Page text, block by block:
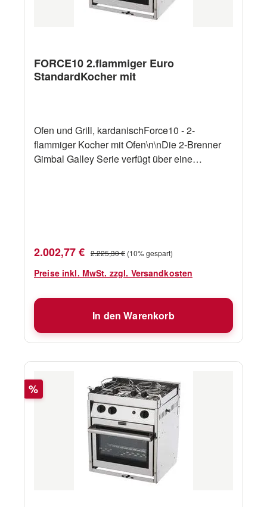
FORCE10 2.flammiger Euro
StandardKocher mit
Ofen und Grill, kardanischForce10 - 2-
flammiger Kocher mit Ofen\n\nDie 2-Brenner
Gimbal Galley Serie verfügt über eine
Größen.Ersatzteile
Verkaufspreis:
2.002,77 € Regulärer Preis:
2.225,30 € (10% gespart)
Preise inkl. MwSt. zzgl. Versandkosten
In den Warenkorb
Rabatt
%